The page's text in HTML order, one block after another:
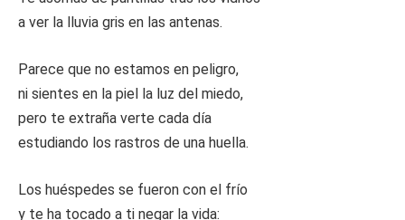
a ver la lluvia gris en las antenas.
Parece que no estamos en peligro,
ni sientes en la piel la luz del miedo,
pero te extraña verte cada día
estudiando los rastros de una huella.
Los huéspedes se fueron con el frío
y te ha tocado a ti negar la vida: